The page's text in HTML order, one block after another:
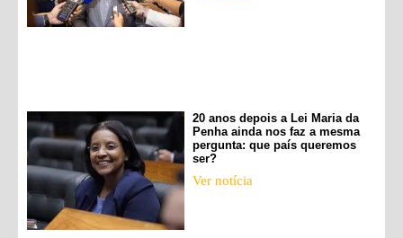
20 anos depois a Lei Maria da
Penha ainda nos faz a mesma
pergunta: que país queremos
ser?
Ver notícia